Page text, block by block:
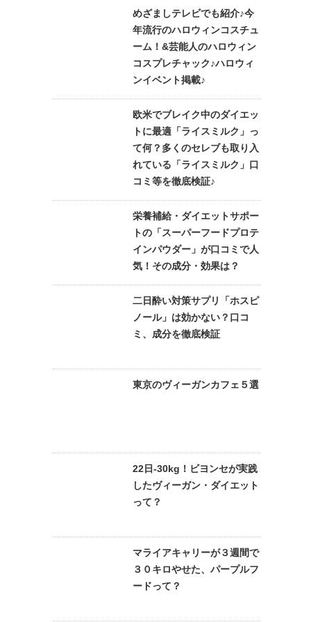
めざましテレビでも紹介♪今
年流行のハロウィンコスチュ
ーム！&芸能人のハロウィン
コスプレチャック♪ハロウィ
ンイベント掲載♪
欧米でブレイク中のダイエッ
トに最適「ライスミルク」っ
て何？多くのセレブも取り入
れている「ライスミルク」口
コミ等を徹底検証♪
栄養補給・ダイエットサポー
トの「スーパーフードプロテ
インパウダー」が口コミで人
気！その成分・効果は？
二日酔い対策サプリ「ホスピ
ノール」は効かない？口コ
ミ、成分を徹底検証
東京のヴィーガンカフェ５選
22日-30kg！ビヨンセが実践
したヴィーガン・ダイエット
って？
マライアキャリーが３週間で
３０キロやせた、パープルフ
ードって？